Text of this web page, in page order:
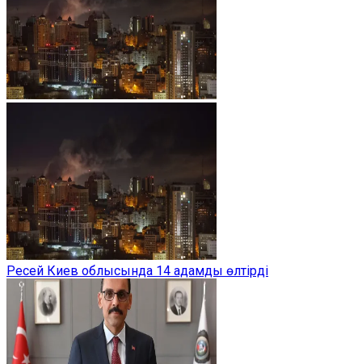
Ресей Киев облысында 14 адамды өлтірді